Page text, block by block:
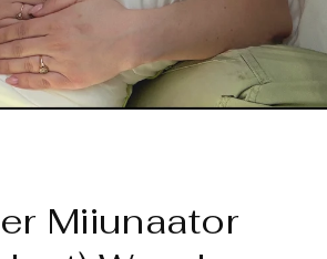
Miiunaator